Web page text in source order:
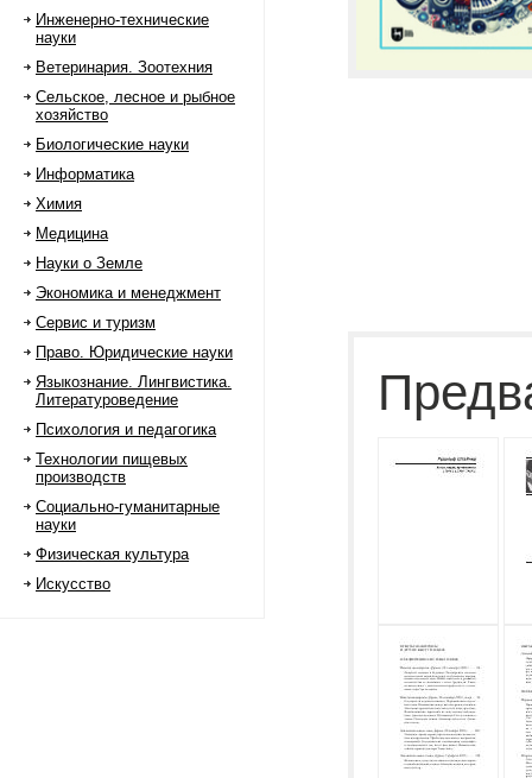
Инженерно-технические
науки
Ветеринария. Зоотехния
Сельское, лесное и рыбное
хозяйство
Биологические науки
Информатика
Химия
Медицина
Науки о Земле
Экономика и менеджмент
Сервис и туризм
Право. Юридические науки
Языкознание. Лингвистика.
Литературоведение
Психология и педагогика
Технологии пищевых
производств
Социально-гуманитарные
науки
Физическая культура
Искусство